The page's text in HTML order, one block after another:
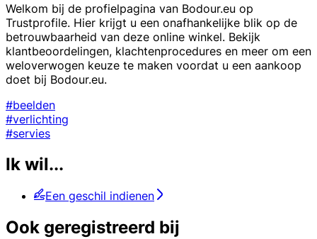
Welkom bij de profielpagina van Bodour.eu op
Trustprofile. Hier krijgt u een onafhankelijke blik op de
betrouwbaarheid van deze online winkel. Bekijk
klantbeoordelingen, klachtenprocedures en meer om een
weloverwogen keuze te maken voordat u een aankoop
doet bij Bodour.eu.
#beelden
#verlichting
#servies
Ik wil...
Een geschil indienen
Ook geregistreerd bij